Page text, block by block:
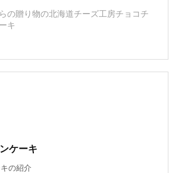
の贈り物の北海道チーズ工房チョコチ
キ
ケーキ
の紹介